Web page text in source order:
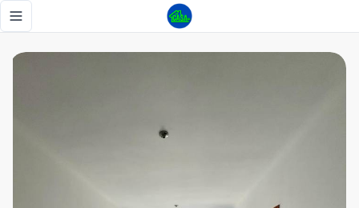
Toggle navigation menu
Se renta apto para los que buscan comodidad en un solo